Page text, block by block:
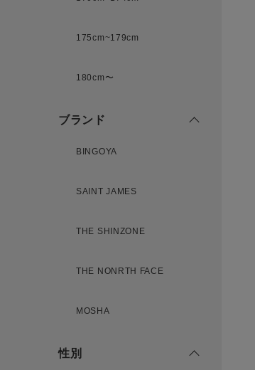
新規会員登録
175cm~179cm
180cm〜
ブランド
BINGOYA
SAINT JAMES
THE SHINZONE
THE NONRTH FACE
MOSHA
性別